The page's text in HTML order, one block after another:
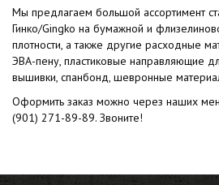
Мы предлагаем большой ассортимент
Гинко/Gingko на бумажной и
плотности, а также другие расходные
ЭВА-пену, пластиковые направляющие
вышивки, спанбонд, шевронные
Оформить заказ можно через наших
(901) 271-89-89. Звоните!